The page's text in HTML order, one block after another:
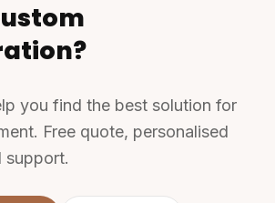
you find the best solution for
Free quote, personalised
support.